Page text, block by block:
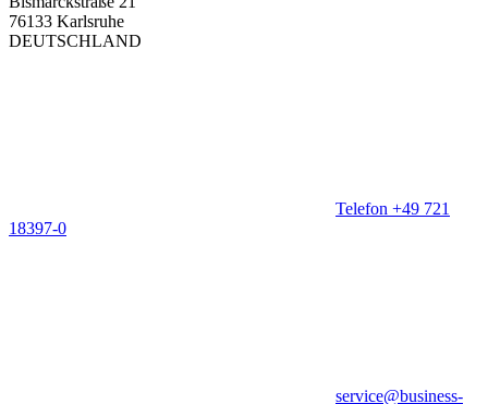
76133 Karlsruhe
DEUTSCHLAND
Telefon +49 721
18397-0
service@business-